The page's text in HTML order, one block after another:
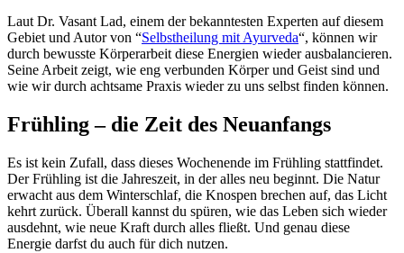
Laut Dr. Vasant Lad, einem der bekanntesten Experten auf diesem
Gebiet und Autor von “Selbstheilung mit Ayurveda“, können wir
durch bewusste Körperarbeit diese Energien wieder ausbalancieren.
Seine Arbeit zeigt, wie eng verbunden Körper und Geist sind und
wie wir durch achtsame Praxis wieder zu uns selbst finden können.
Frühling – die Zeit des Neuanfangs
Es ist kein Zufall, dass dieses Wochenende im Frühling stattfindet.
Der Frühling ist die Jahreszeit, in der alles neu beginnt. Die Natur
erwacht aus dem Winterschlaf, die Knospen brechen auf, das Licht
kehrt zurück. Überall kannst du spüren, wie das Leben sich wieder
ausdehnt, wie neue Kraft durch alles fließt. Und genau diese
Energie darfst du auch für dich nutzen.